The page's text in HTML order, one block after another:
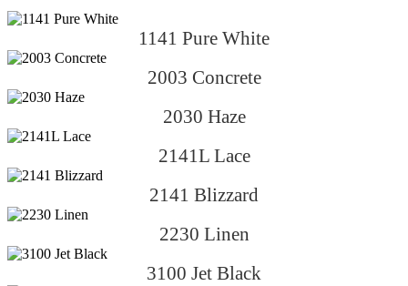
1141 Pure White
2003 Concrete
2030 Haze
2141L Lace
2141 Blizzard
2230 Linen
3100 Jet Black